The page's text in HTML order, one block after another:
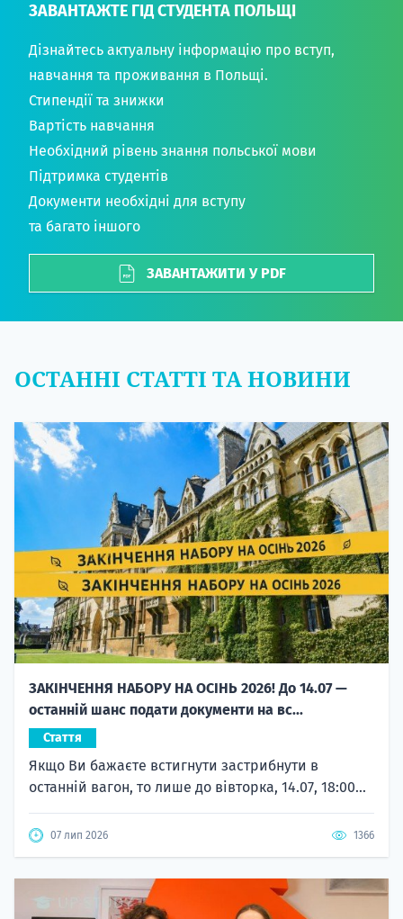
ЗАВАНТАЖТЕ ГІД СТУДЕНТА ПОЛЬЩІ
Дізнайтесь актуальну інформацію про вступ,
навчання та проживання в Польщі.
Стипендії та знижки
Вартість навчання
Необхідний рівень знання польської мови
Підтримка студентів
Документи необхідні для вступу
та багато іншого
ЗАВАНТАЖИТИ У PDF
ОСТАННІ СТАТТІ ТА НОВИНИ
ЗАКІНЧЕННЯ НАБОРУ НА ОСІНЬ 2026! До 14.07 —
останній шанс подати документи на вс...
Стаття
Якщо Ви бажаєте встигнути застрибнути в
останній вагон, то лише до вівторка, 14.07, 18:00...
07 лип 2026 1366